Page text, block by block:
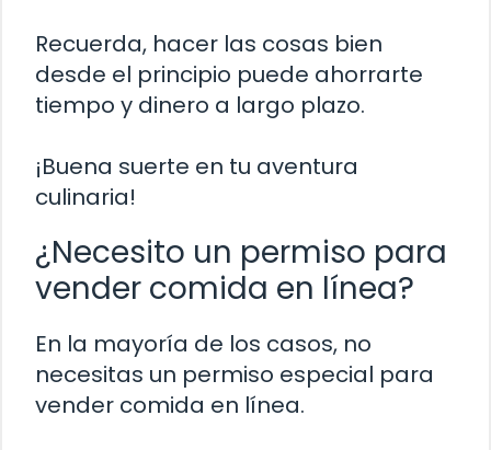
Recuerda, hacer las cosas bien
desde el principio puede ahorrarte
tiempo y dinero a largo plazo.
¡Buena suerte en tu aventura
culinaria!
¿Necesito un permiso para
vender comida en línea?
En la mayoría de los casos, no
necesitas un permiso especial para
vender comida en línea.